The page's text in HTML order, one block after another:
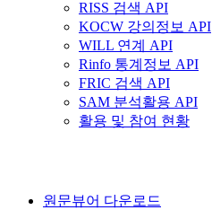
RISS 검색 API
KOCW 강의정보 API
WILL 연계 API
Rinfo 통계정보 API
FRIC 검색 API
SAM 분석활용 API
활용 및 참여 현황
원문뷰어 다운로드